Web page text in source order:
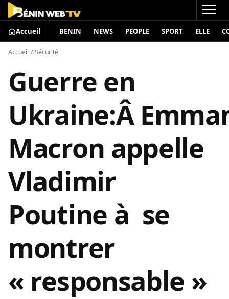
Accueil BENIN NEWS PEOPLE SPORT ELLE
Accueil / Sécurité
Guerre en
Ukraine:Â
Macron appelle
Vladimir
Poutine à se
montrer
« responsable »